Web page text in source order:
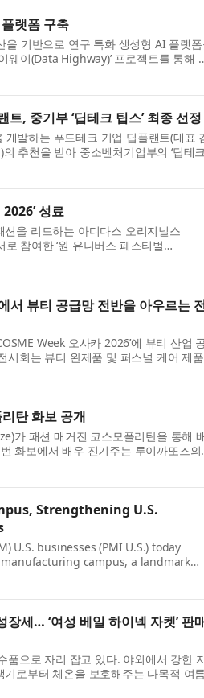
랫폼 구축
기반으로 연구 특화 생성형 AI 플랫
웨이(Data Highway)’ 프로젝트를 통해
, 중기부 ‘딥테크 팁스’ 최종 선정
발하는 푸드테크 기업 딥플랜트(대표
추천을 받아 중소벤처기업부의 ‘딥테크
성료
을 리드하는 아디다스 오리지널스
참여한 ‘원 유니버스 페스티벌
서 뷰티 공급망 전반을 아우르는
Week 오사카 2026’에 뷰티 산업
시회는 뷰티 완제품 및 퍼스널 케어 제품
탄 화보 공개
가 패션 매거진 코스모폴리탄을 통해
화보에서 배우 진기주는 루이까또즈의
Strengthening U.S.
U.S. businesses (PMI U.S.) today
campus, a landmark
세… ‘여성 베일 하이넥 자켓’ 판
품으로 자리 잡고 있다. 야외에서 강한
로부터 체온을 보호해주는 다목적 여름